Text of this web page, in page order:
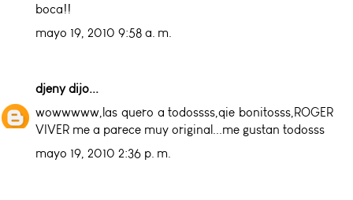
boca!!
mayo 19, 2010 9:58 a. m.
djenydijo...
wowwwww,las quero a todossss,qie bonitosss,ROGER
VIVER me a parece muy original...me gustan todosss
mayo 19, 2010 2:36 p. m.